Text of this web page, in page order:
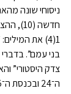
ניסוחי שונה
חדשה
1(4) את
בני עמם”.
צדק היסטורי”
ה־24 ובכנסת ה־25).